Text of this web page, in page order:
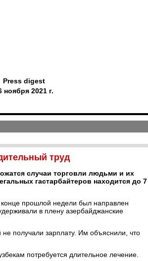
Press digest
ноября 2021 г.
труд
случаи торговли людьми и их
гастарбайтеров находится до 7
конце прошлой недели был направлен
в плену азербайджанские
получали зарплату. Им объяснили, что
потребуется длительное лечение.